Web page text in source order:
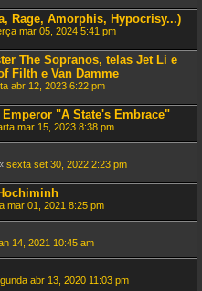
Rage, Amorphis, Hypocrisy...)
mar 05, 2024 5:41 pm
The Sopranos, telas Jet Li e
Filth e Van Damme
abr 12, 2023 6:22 pm
"A State's Embrace"
mar 15, 2023 8:38 pm
sexta set 30, 2022 2:23 pm
mar 01, 2021 8:25 pm
14, 2021 10:45 am
abr 13, 2020 11:03 pm